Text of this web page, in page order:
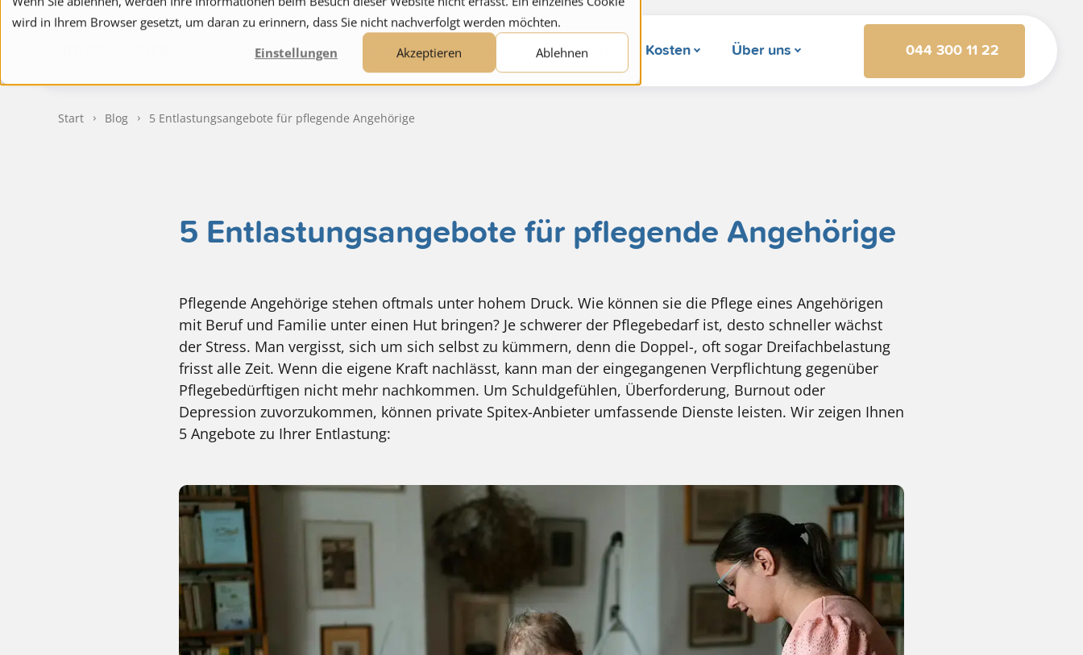
wird in Ihrem Browser gesetzt, um daran zu erinnern, dass Sie nicht nachverfolgt werden möchten.
Einstellungen
Akzeptieren Ablehnen
to navigation
to the content
Spitex Angehörige Psychiatrie Wunden Kosten Über uns 044 300 11 22
Start Blog 5 Entlastungsangebote für pflegende Angehörige
5 Entlastungsangebote für pflegende Angehörige
Pflegende Angehörige stehen oftmals unter hohem Druck. Wie können sie die Pflege eines Angehörigen
mit Beruf und Familie unter einen Hut bringen? Je schwerer der Pflegebedarf ist, desto schneller wächst
der Stress. Man vergisst, sich um sich selbst zu kümmern, denn die Doppel-, oft sogar Dreifachbelastung
frisst alle Zeit. Wenn die eigene Kraft nachlässt, kann man der eingegangenen Verpflichtung gegenüber
Pflegebedürftigen nicht mehr nachkommen. Um Schuldgefühlen, Überforderung, Burnout oder
Depression zuvorzukommen, können private Spitex-Anbieter umfassende Dienste leisten. Wir zeigen Ihnen
5 Angebote zu Ihrer Entlastung: